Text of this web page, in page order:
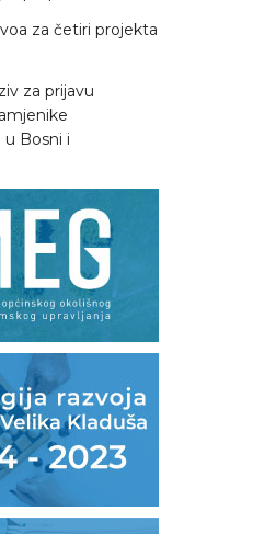
za četiri projekta
za prijavu
u Bosni i